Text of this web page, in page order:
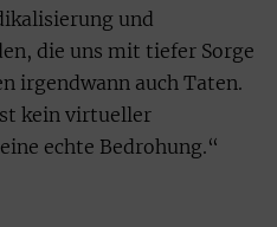
und
die uns mit tiefer Sorge
irgendwann auch Taten.
kein virtueller
echte Bedrohung.“